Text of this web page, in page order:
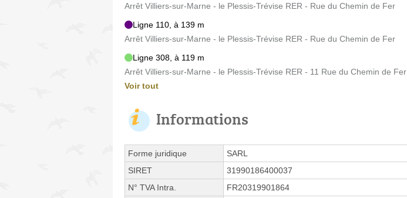
Arrêt Villiers-sur-Marne - le Plessis-Trévise RER - Rue du Chemin de Fer
Ligne 110, à 139 m
Arrêt Villiers-sur-Marne - le Plessis-Trévise RER - Rue du Chemin de Fer
Ligne 308, à 119 m
Arrêt Villiers-sur-Marne - le Plessis-Trévise RER - 11 Rue du Chemin de Fer
Voir tout
Informations
Forme juridique
SARL
SIRET
31990186400037
N° TVA Intra.
FR20319901864